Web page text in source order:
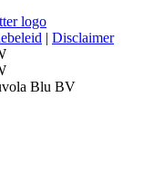
| Disclaimer
Blu BV